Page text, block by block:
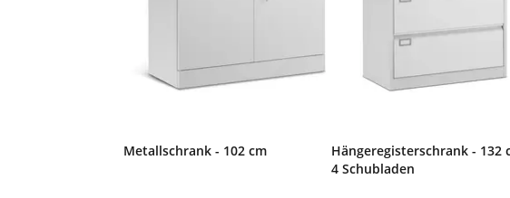
Metallschrank - 102 cm
Hängeregisterschrank - 132
4 Schubladen